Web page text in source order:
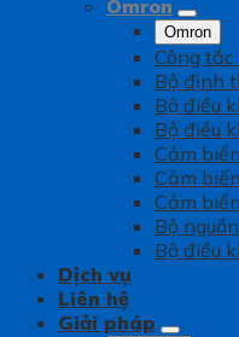
Omron
Omron
Công
Bộ định
Bộ điều
Bộ điều
Cảm
Cảm
Cảm
Bộ nguồn
Bộ điều
Dịch vụ
Liên hệ
Giải pháp